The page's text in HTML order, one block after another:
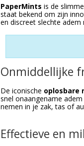
PaperMints is de
staat bekend om zijn
en discreet slechte adem
Onmiddellijke
De iconische oplosbare
snel onaangename
nemen in je zak, tas of
Effectieve en